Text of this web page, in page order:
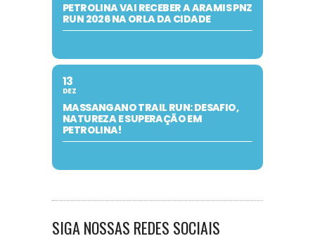
PETROLINA VAI RECEBER A ARAMIS PNZ
RUN 2026 NA ORLA DA CIDADE
13
DEZ
MASSANGANO TRAIL RUN: DESAFIO,
NATUREZA E SUPERAÇÃO EM
PETROLINA!
SIGA NOSSAS REDES SOCIAIS